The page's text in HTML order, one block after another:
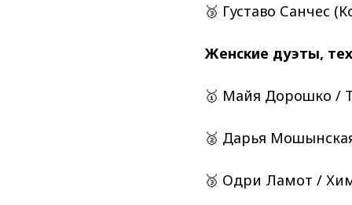
🥉 Густаво Санчес
Женские дуэты,
🥇 Майя Дорошко /
🥈 Дарья
🥉 Одри Ламот /